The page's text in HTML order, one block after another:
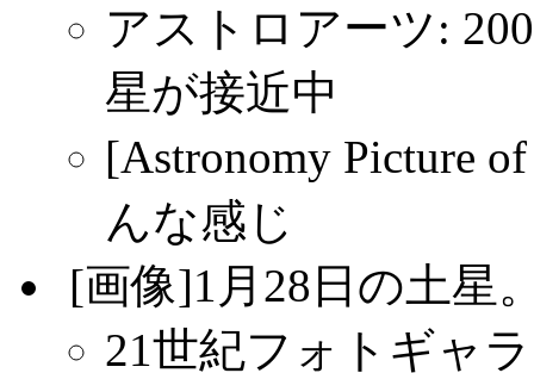
アストロアーツ:
星が接近中
[Astronomy Picture
んな感じ
[画像]1月28日の土星
21世紀フォトギャ